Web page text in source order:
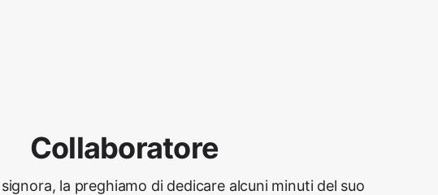
Collaboratore
la preghiamo di dedicare alcuni minuti del suo